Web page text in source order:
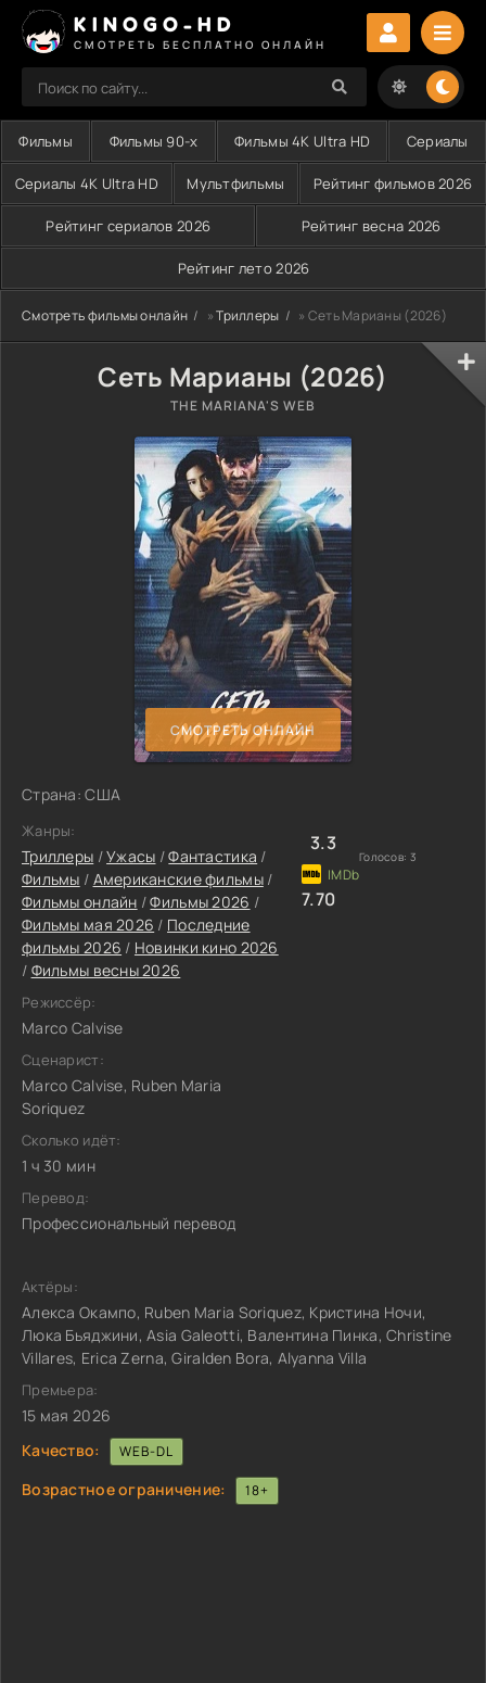
KINOGO-HD
СМОТРЕТЬ БЕСПЛАТНО ОНЛАЙН
Фильмы Фильмы 90-х Фильмы 4K Ultra HD Сериалы
Сериалы 4K Ultra HD Мультфильмы Рейтинг фильмов 2026
Рейтинг сериалов 2026 Рейтинг весна 2026
Рейтинг лето 2026
Смотреть фильмы онлайн »Триллеры » Сеть Марианы (2026)
Сеть Марианы (2026)
THE MARIANA'S WEB
СМОТРЕТЬ ОНЛАЙН
Страна: США
Жанры:
Триллеры /Ужасы /Фантастика /
Фильмы / Американские фильмы/
Фильмы онлайн /Фильмы 2026 /
Фильмы мая 2026 / Последние
фильмы 2026 / Новинки кино 2026
/ Фильмы весны 2026
Режиссёр:
Marco Calvise
Сценарист:
Marco Calvise, Ruben Maria
Soriquez
Сколько идёт:
1 ч 30 мин
Перевод:
Профессиональный перевод
3.3
Голосов: 3
7.70
Актёры:
Алекса Окампо, Ruben Maria Soriquez, Кристина Ночи,
Люка Бьяджини, Asia Galeotti, Валентина Пинка, Christine
Villares, Erica Zerna, Giralden Bora, Alyanna Villa
Премьера:
15 мая 2026
Качество:
WEB-DL
Возрастное ограничение: 18+